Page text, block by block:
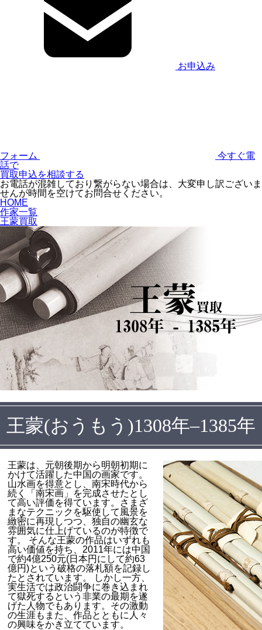
お申込み
フォーム
今すぐ電
話で
買取申込を相談する
お電話が混雑しており繋がらない場合は、大変申し訳ございま
せんが時間を空けてお問合せください。
HOME
作家一覧
王蒙買取
王蒙買取
1308年 - 1385年
王蒙(おうもう)1308年–1385年
王蒙は、元朝後期から明朝初期に
かけて活躍した中国の画家です。
山水画を得意とし、南宋時代から
続く「南宋画」を完成させたとし
て高い評価を得ています。さまざ
まなテクニックを駆使して風景を
緻密に再現しつつ、独自の幽玄な
雰囲気に仕上げているのが特徴で
す。 そんな王蒙の作品はいずれも
高い価値を持ち、2011年には中国
で約4億250元(日本円にして約63
億円)という破格の落札額を記録し
たとされています。 しかし一方、
実生活では政治闘争に巻き込まれ
て獄死するという非業の最期を遂
げた人物でもあります。その激動
の生涯もまた、作品とともに人々
の興味をかき立てています。